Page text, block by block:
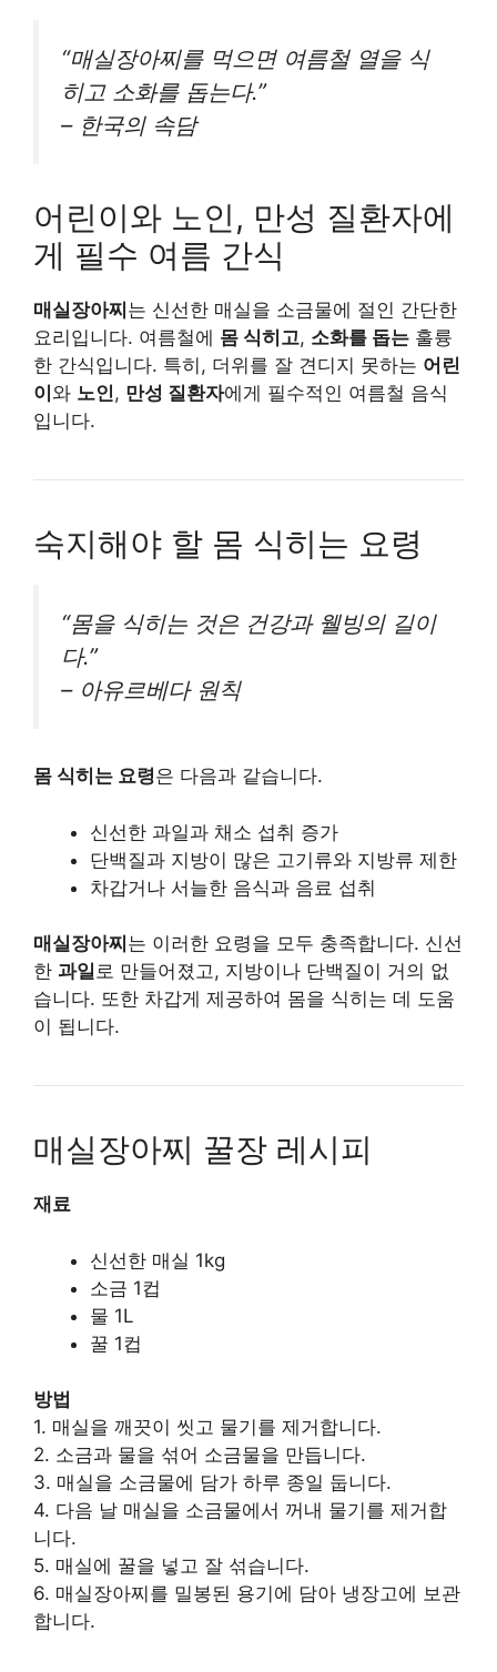
“매실장아찌를 먹으면 여름철 열을 식
히고 소화를 돕는다.”
– 한국의 속담
어린이와 노인, 만성 질환자에
게 필수 여름 간식
매실장아찌는 신선한 매실을 소금물에 절인 간단한
요리입니다. 여름철에 몸 식히고, 소화를 돕는 훌륭
한 간식입니다. 특히, 더위를 잘 견디지 못하는 어린
이와 노인, 만성 질환자에게 필수적인 여름철 음식
입니다.
숙지해야 할 몸 식히는 요령
“몸을 식히는 것은 건강과 웰빙의 길이
다.”
– 아유르베다 원칙
몸 식히는 요령은 다음과 같습니다.
신선한 과일과 채소 섭취 증가
단백질과 지방이 많은 고기류와 지방류 제한
차갑거나 서늘한 음식과 음료 섭취
매실장아찌 는 이러한 요령을 모두 충족합니다. 신선
한 과일로 만들어졌고, 지방이나 단백질이 거의 없
습니다. 또한 차갑게 제공하여 몸을 식히는 데 도움
이 됩니다.
매실장아찌 꿀장 레시피
재료
신선한 매실 1kg
소금 1컵
물 1L
꿀 1컵
방법
1. 매실을 깨끗이 씻고 물기를 제거합니다.
2. 소금과 물을 섞어 소금물을 만듭니다.
3. 매실을 소금물에 담가 하루 종일 둡니다.
4. 다음 날 매실을 소금물에서 꺼내 물기를 제거합
니다.
5. 매실에 꿀을 넣고 잘 섞습니다.
6. 매실장아찌를 밀봉된 용기에 담아 냉장고에 보관
합니다.